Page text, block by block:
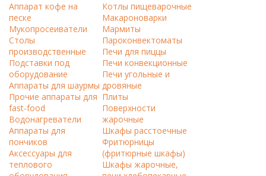
Аппарат кофе на
песке
Мукопросеиватели
Столы
производственные
Подставки под
оборудование
Аппараты для шаурмы
Прочие аппараты для
fast-food
Водонагреватели
Аппараты для
пончиков
Аксессуары для
теплового
Котлы пищеварочные
Макароноварки
Мармиты
Пароконвектоматы
Печи для пиццы
Печи конвекционные
Печи угольные и
дровяные
Плиты
Поверхности
жарочные
Шкафы расстоечные
Фритюрницы
(фритюрные шкафы)
Шкафы жарочные,